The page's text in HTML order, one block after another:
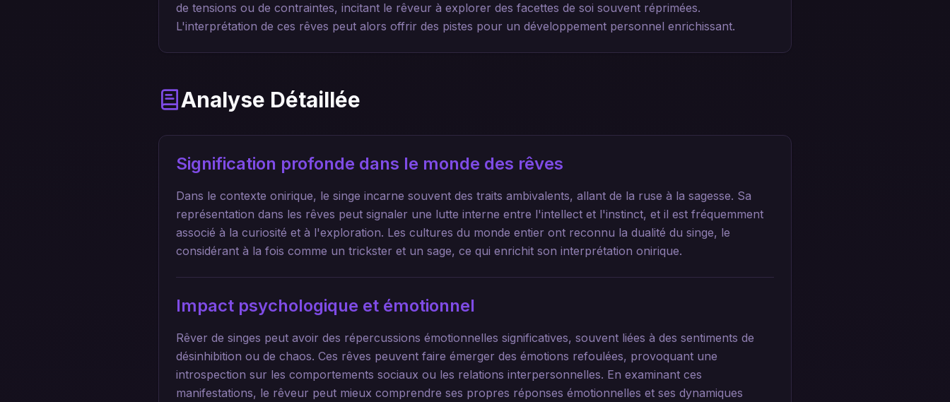
de tensions ou de contraintes, incitant le rêveur à explorer des facettes de soi souvent réprimées.
L'interprétation de ces rêves peut alors offrir des pistes pour un développement personnel enrichissant.
Analyse Détaillée
Signification profonde dans le monde des rêves
Dans le contexte onirique, le singe incarne souvent des traits ambivalents, allant de la ruse à la sagesse. Sa
représentation dans les rêves peut signaler une lutte interne entre l'intellect et l'instinct, et il est fréquemment
associé à la curiosité et à l'exploration. Les cultures du monde entier ont reconnu la dualité du singe, le
considérant à la fois comme un trickster et un sage, ce qui enrichit son interprétation onirique.
Impact psychologique et émotionnel
Rêver de singes peut avoir des répercussions émotionnelles significatives, souvent liées à des sentiments de
désinhibition ou de chaos. Ces rêves peuvent faire émerger des émotions refoulées, provoquant une
introspection sur les comportements sociaux ou les relations interpersonnelles. En examinant ces
manifestations, le rêveur peut mieux comprendre ses propres réponses émotionnelles et ses dynamiques